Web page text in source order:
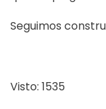
Seguimos
Visto: 1535